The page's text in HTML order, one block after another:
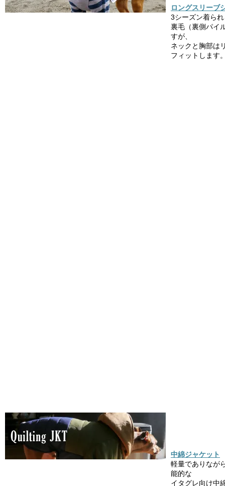
ロングスリーブ
3シーズン着ら
裏毛（裏側パイ
すが、
ネックと胸部は
フィットします
中綿ジャケット
軽量でありなが
能的な
イタグレ向け中